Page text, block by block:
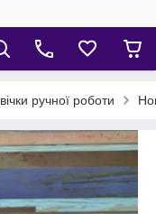
ручної роботи